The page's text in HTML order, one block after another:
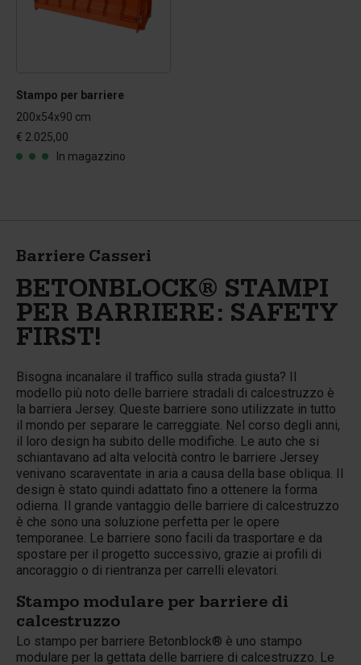
Stampo per barriere
200x54x90 cm
€ 2.025,00
In magazzino
Barriere Casseri
BETONBLOCK® STAMPI
PER BARRIERE: SAFETY
FIRST!
Bisogna incanalare il traffico sulla strada giusta? Il
modello più noto delle barriere stradali di calcestruzzo è
la barriera Jersey. Queste barriere sono utilizzate in tutto
il mondo per separare le carreggiate. Nel corso degli anni,
il loro design ha subito delle modifiche. Le auto che si
schiantavano ad alta velocità contro le barriere Jersey
venivano scaraventate in aria a causa della base obliqua. Il
design è stato quindi adattato fino a ottenere la forma
odierna. Il grande vantaggio delle barriere di calcestruzzo
è che sono una soluzione perfetta per le opere
temporanee. Le barriere sono facili da trasportare e da
spostare per il progetto successivo, grazie ai profili di
ancoraggio o di rientranza per carrelli elevatori.
Stampo modulare per barriere di
calcestruzzo
Lo stampo per barriere Betonblock® è uno stampo
modulare per la gettata delle barriere di calcestruzzo. Le